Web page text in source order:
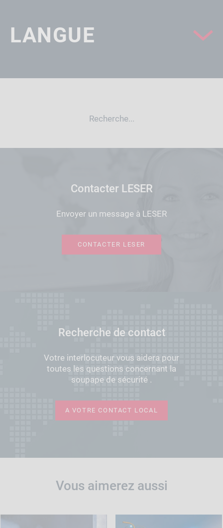
LANGUE
Recherche...
Contacter LESER
Envoyer un message à LESER
CONTACTER LESER
Recherche de contact
Votre interlocuteur vous aidera pour
toutes les questions concernant la
soupape de sécurité .
A VOTRE CONTACT LOCAL
Vous aimerez aussi